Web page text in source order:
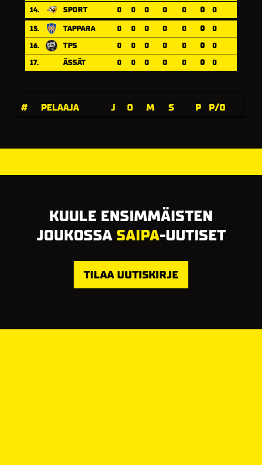
14.
SPORT 0 0 0 0 0 0
0
15.
TAPPARA 0 0 0 0 0 0
0
16.
TPS 0 0 0 0 0 0
0
17.
ÄSSÄT 0 0 0 0 0 0 0
# PELAAJA J O M S P P/O
KUULE ENSIMMÄISTEN
JOUKOSSA SAIPA-UUTISET
TILAA UUTISKIRJE